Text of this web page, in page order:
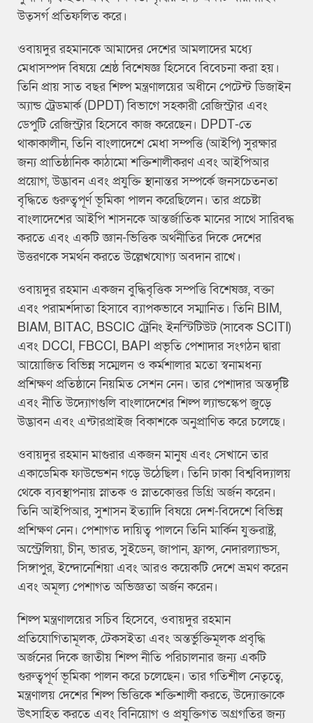
উত্সর্গ প্রতিফলিত করে।
ওবায়দুর রহমানকে আমাদের দেশের আমলাদের মধ্যে
মেধাসম্পদ বিষয়ে শ্রেষ্ঠ বিশেষজ্ঞ হিসেবে বিবেচনা করা হয়।
তিনি প্রায় সাত বছর শিল্প মন্ত্রণালয়ের অধীনে পেটেন্ট ডিজাইন
অ্যান্ড ট্রেডমার্ক (DPDT) বিভাগে সহকারী রেজিস্ট্রার এবং
ডেপুটি রেজিস্ট্রার হিসেবে কাজ করেছেন। DPDT-তে
থাকাকালীন, তিনি বাংলাদেশে মেধা সম্পত্তি (আইপি) সুরক্ষার
জন্য প্রাতিষ্ঠানিক কাঠামো শক্তিশালীকরণ এবং আইপিআর
প্রয়োগ, উদ্ভাবন এবং প্রযুক্তি স্থানান্তর সম্পর্কে জনসচেতনতা
বৃদ্ধিতে গুরুত্বপূর্ণ ভূমিকা পালন করেছিলেন। তার প্রচেষ্টা
বাংলাদেশের আইপি শাসনকে আন্তর্জাতিক মানের সাথে সারিবদ্ধ
করতে এবং একটি জ্ঞান-ভিত্তিক অর্থনীতির দিকে দেশের
উত্তরণকে সমর্থন করতে উল্লেখযোগ্য অবদান রাখে।
ওবায়দুর রহমান একজন বুদ্ধিবৃত্তিক সম্পত্তি বিশেষজ্ঞ, বক্তা
এবং পরামর্শদাতা হিসাবে ব্যাপকভাবে সম্মানিত। তিনি BIM,
BIAM, BITAC, BSCIC ট্রেনিং ইনস্টিটিউট (সাবেক SCITI)
এবং DCCI, FBCCI, BAPI প্রভৃতি পেশাদার সংগঠন দ্বারা
আয়োজিত বিভিন্ন সম্মেলন ও কর্মশালার মতো স্বনামধন্য
প্রশিক্ষণ প্রতিষ্ঠানে নিয়মিত সেশন নেন। তার পেশাদার অন্তর্দৃষ্টি
এবং নীতি উদ্যোগগুলি বাংলাদেশের শিল্প ল্যান্ডস্কেপ জুড়ে
উদ্ভাবন এবং এন্টারপ্রাইজ বিকাশকে অনুপ্রাণিত করে চলেছে।
ওবায়দুর রহমান মাগুরার একজন মানুষ এবং সেখানে তার
একাডেমিক ফাউন্ডেশন গড়ে উঠেছিল। তিনি ঢাকা বিশ্ববিদ্যালয়
থেকে ব্যবস্থাপনায় স্নাতক ও স্নাতকোত্তর ডিগ্রি অর্জন করেন।
তিনি আইপিআর, সুশাসন ইত্যাদি বিষয়ে দেশ-বিদেশে বিভিন্ন
প্রশিক্ষণ নেন। পেশাগত দায়িত্ব পালনে তিনি মার্কিন যুক্তরাষ্ট্র,
অস্ট্রেলিয়া, চীন, ভারত, সুইডেন, জাপান, ফ্রান্স, নেদারল্যান্ডস,
সিঙ্গাপুর, ইন্দোনেশিয়া এবং আরও কয়েকটি দেশে ভ্রমণ করেন
এবং অমূল্য পেশাগত অভিজ্ঞতা অর্জন করেন।
শিল্প মন্ত্রণালয়ের সচিব হিসেবে, ওবায়দুর রহমান
প্রতিযোগিতামূলক, টেকসইতা এবং অন্তর্ভুক্তিমূলক প্রবৃদ্ধি
অর্জনের দিকে জাতীয় শিল্প নীতি পরিচালনার জন্য একটি
গুরুত্বপূর্ণ ভূমিকা পালন করে চলেছেন। তার গতিশীল নেতৃত্বে,
মন্ত্রণালয় দেশের শিল্প ভিত্তিকে শক্তিশালী করতে, উদ্যোক্তাকে
উৎসাহিত করতে এবং বিনিয়োগ ও প্রযুক্তিগত অগ্রগতির জন্য